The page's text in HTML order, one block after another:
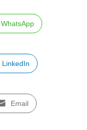
WhatsApp
LinkedIn
Email